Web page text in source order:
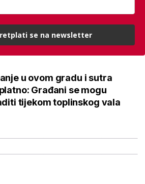
promjena u drugom
Srpanjski prinosi većine
otišli u minus
u ovom gradu i sutra
Građani se mogu
tijekom toplinskog vala
se na newsletter